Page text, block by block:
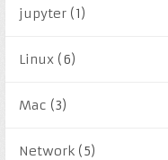
jupyter (1)
Linux (6)
Mac (3)
Network (5)